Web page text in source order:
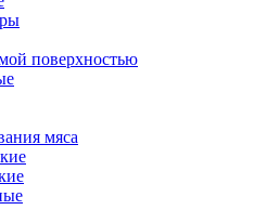
поверхностью
мяса